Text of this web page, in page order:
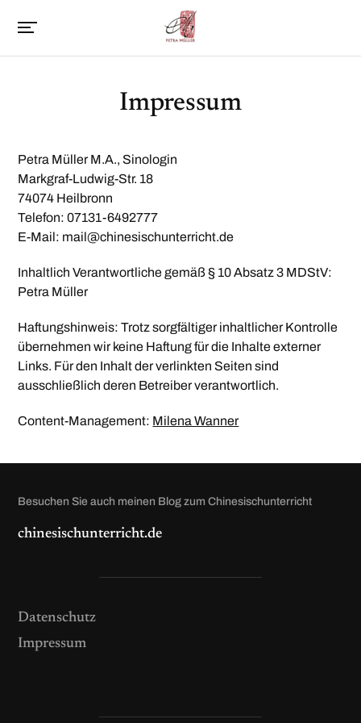
Impressum
Petra Müller M.A., Sinologin
Markgraf-Ludwig-Str. 18
74074 Heilbronn
Telefon: 07131-6492777
E-Mail: mail@chinesischunterricht.de
Inhaltlich Verantwortliche gemäß § 10 Absatz 3 MDStV:
Petra Müller
Haftungshinweis: Trotz sorgfältiger inhaltlicher Kontrolle
übernehmen wir keine Haftung für die Inhalte externer
Links. Für den Inhalt der verlinkten Seiten sind
ausschließlich deren Betreiber verantwortlich.
Content-Management: Milena Wanner
Besuchen Sie auch meinen Blog zum Chinesischunterricht
chinesischunterricht.de
Datenschutz
Impressum